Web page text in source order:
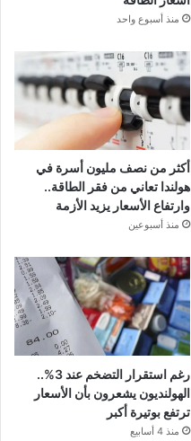
منذ أسبوع واحد
أكثر من نصف مليون أسرة في
هولندا تعاني من فقر الطاقة..
وارتفاع الأسعار يزيد الأزمة
منذ أسبوعين
رغم استقرار التضخم عند 3%..
الهولنديون يشعرون بأن الأسعار
ترتفع بوتيرة أكبر
منذ 4 أسابيع